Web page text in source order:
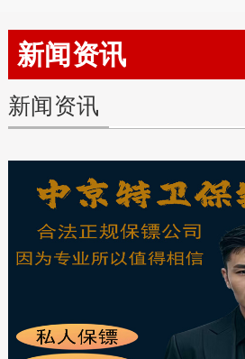
新闻资讯
新闻资讯